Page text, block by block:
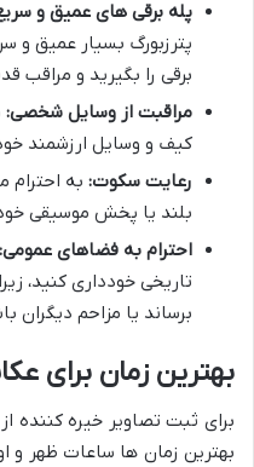
پله برقی های عمیق و
پترزبورگ بسیار عمیق
برقی را بگیرید و مراقب
مراقبت از وسایل شخصی:
کیف و وسایل ارزشمند
رعایت سکوت: به احترام
بلند یا پخش موسیقی
احترام به فضاهای عمومی:
تاریخی خودداری کنید،
برساند یا مزاحم دیگران
بهترین زمان برای
برای ثبت تصاویر خیره کننده
بهترین زمان ها ساعات ظهر و